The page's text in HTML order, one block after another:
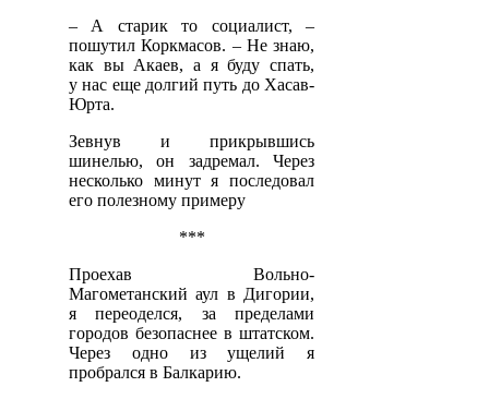
– А старик то социалист, –
пошутил Коркмасов. – Не знаю,
как вы Акаев, а я буду спать,
у нас еще долгий путь до Хасав-
Юрта.
Зевнув и прикрывшись
шинелью, он задремал. Через
несколько минут я последовал
его полезному примеру
***
Проехав Вольно-
Магометанский аул в Дигории,
я переоделся, за пределами
городов безопаснее в штатском.
Через одно из ущелий я
пробрался в Балкарию.